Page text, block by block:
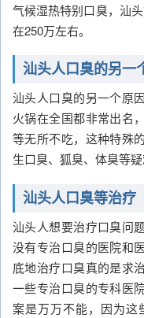
气候湿热特别口臭，汕
在250万左右。
汕头人口臭的另一
汕头人口臭的另一个原
火锅在全国都非常出名
等无所不吃，这种特殊
生口臭、狐臭、体臭等疑
汕头人口臭等治疗
汕头人想要治疗口臭问
没有专治口臭的医院和
底地治疗口臭真的是求
一些专治口臭的专科医
案是万万不能，因为